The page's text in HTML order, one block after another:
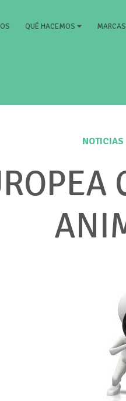
(CURRENT)
QUÉ HACEMOS
NOTICIAS